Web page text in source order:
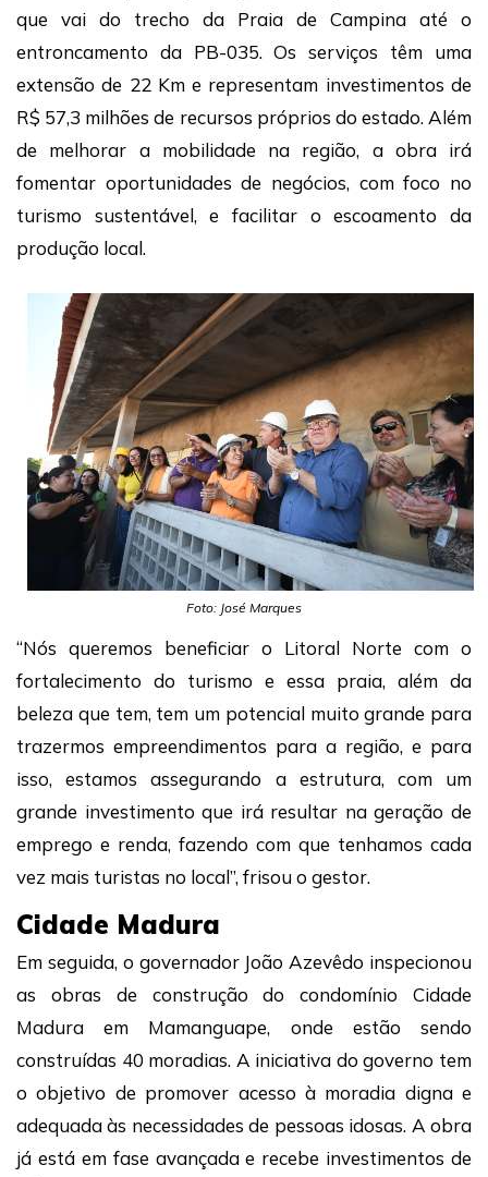
que vai do trecho da Praia de Campina até o
entroncamento da PB-035. Os serviços têm uma
extensão de 22 Km e representam investimentos de
R$ 57,3 milhões de recursos próprios do estado. Além
de melhorar a mobilidade na região, a obra irá
fomentar oportunidades de negócios, com foco no
turismo sustentável, e facilitar o escoamento da
produção local.
Foto: José Marques
“Nós queremos beneficiar o Litoral Norte com o
fortalecimento do turismo e essa praia, além da
beleza que tem, tem um potencial muito grande para
trazermos empreendimentos para a região, e para
isso, estamos assegurando a estrutura, com um
grande investimento que irá resultar na geração de
emprego e renda, fazendo com que tenhamos cada
vez mais turistas no local”, frisou o gestor.
Cidade Madura
Em seguida, o governador João Azevêdo inspecionou
as obras de construção do condomínio Cidade
Madura em Mamanguape, onde estão sendo
construídas 40 moradias. A iniciativa do governo tem
o objetivo de promover acesso à moradia digna e
adequada às necessidades de pessoas idosas. A obra
já está em fase avançada e recebe investimentos de